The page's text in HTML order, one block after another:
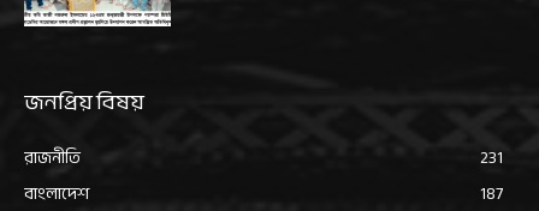
জনপ্রিয় বিষয়
রাজনীতি
231
বাংলাদেশ
187